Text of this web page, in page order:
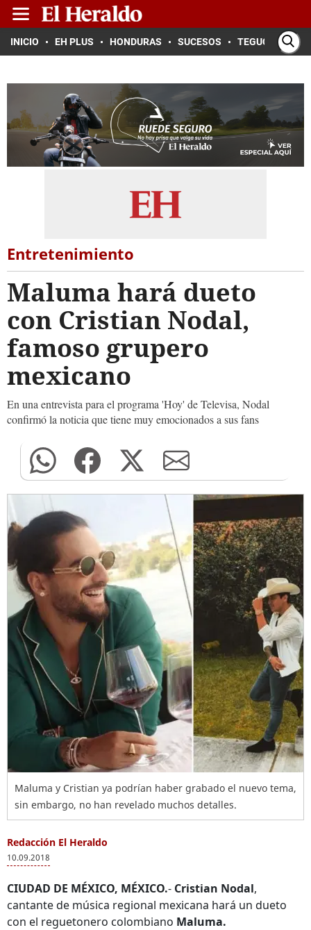
INICIO EH PLUS HONDURAS SUCESOS TEGUCIGALPA
Entretenimiento
Maluma hará dueto
con Cristian Nodal,
famoso grupero
mexicano
En una entrevista para el programa 'Hoy' de Televisa, Nodal
confirmó la noticia que tiene muy emocionados a sus fans
Maluma y Cristian ya podrían haber grabado el nuevo tema,
sin embargo, no han revelado muchos detalles.
Redacción El Heraldo
10.09.2018
CIUDAD DE MÉXICO, MÉXICO.- Cristian Nodal,
cantante de música regional mexicana hará un dueto
con el reguetonero colombiano Maluma.